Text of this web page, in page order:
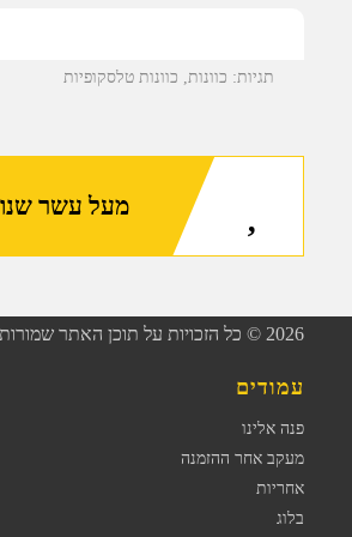
תגיות: כוונות כוונות טלסקופיות
מעל עשר
2026 © כל הזכויות על תוכן האתר שמורות
עמודים
פנה אלינו
מעקב אחר ההזמנה
אחריות
בלוג